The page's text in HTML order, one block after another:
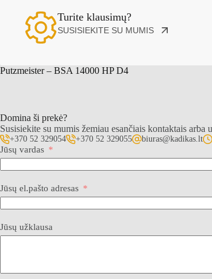
Turite klausimų?
SUSISIEKITE SU MUMIS
Putzmeister – BSA 14000 HP D4
Domina ši prekė?
Susisiekite su mumis žemiau esančiais kontaktais
+370 52 329054 +370 52 329055 biuras@kadikas.lt
Jūsų vardas
Jūsų el.pašto adresas
Jūsų užklausa